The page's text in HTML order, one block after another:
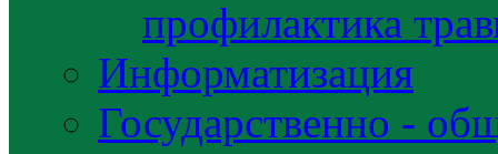
профилактика
Информатизация
Государственно -